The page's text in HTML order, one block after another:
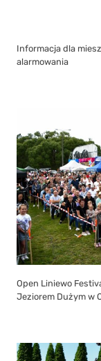
Informacja dla
alarmowania
Open Liniewo
Jeziorem Dużym w